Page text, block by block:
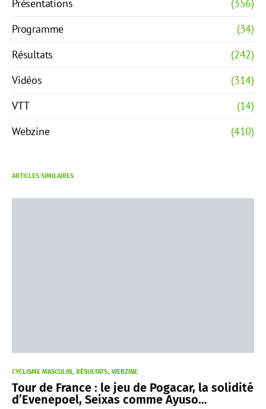
Présentations
(356)
Programme
(34)
Résultats
(242)
Vidéos
(314)
VTT
(14)
Webzine
(410)
ARTICLES SIMILAIRES
CYCLISME MASCULIN RÉSULTATS WEBZINE
Tour de France : le jeu de Pogacar, la solidité
d’Evenepoel, Seixas comme Ayuso…